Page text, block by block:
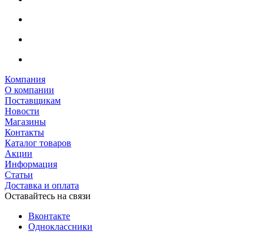
Компания
О компании
Поставщикам
Новости
Магазины
Контакты
Каталог товаров
Акции
Информация
Статьи
Доставка и оплата
Оставайтесь на связи
Вконтакте
Одноклассники